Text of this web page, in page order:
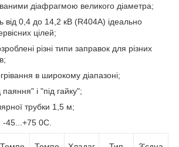
діафрагмою великого діаметра;
від 0,4 до 14,2 кВ (R404A) ідеально
цілей;
різні типи заправок для різних
в широкому діапазоні;
і "під гайку";
трубки 1,5 м;
-45...+75 0С.